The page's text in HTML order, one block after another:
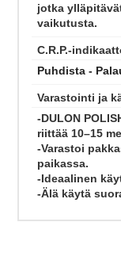
jotka
vaikutusta.
C.R.P.-
Puhdista -
Varastointi ja
-DULON
riittää 10–15
-Varastoi
paikassa.
-Ideaalinen
-Älä käytä